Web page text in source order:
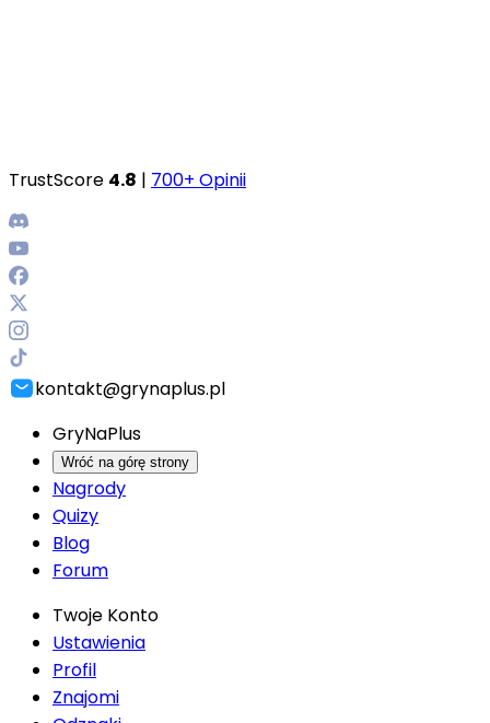
TrustScore 4.8 | 700+ Opinii
kontakt@grynaplus.pl
GryNaPlus
Wróć na górę strony
Nagrody
Quizy
Blog
Forum
Twoje Konto
Ustawienia
Profil
Znajomi